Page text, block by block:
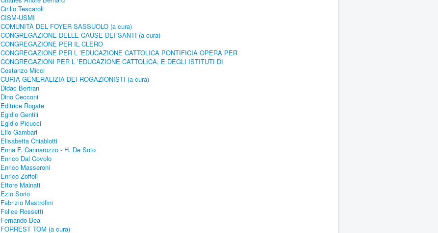
Cirillo Tescaroli
CISM-USMI
COMUNITÀ DEL FOYER SASSUOLO (a cura)
CONGREGAZIONE DELLE CAUSE DEI SANTI (a cura)
CONGREGAZIONE PER IL CLERO
CONGREGAZIONE PER L ’EDUCAZIONE CATTOLICA PONTIFICIA OPERA PER
CONGREGAZIONI PER L ’EDUCAZIONE CATTOLICA, E DEGLI ISTITUTI DI
Costanzo Micci
CURIA GENERALIZIA DEI ROGAZIONISTI (a cura)
Didac Bertran
Dino Cecconi
Editrice Rogate
Egidio Gentili
Egidio Picucci
Elio Gambari
Elisabetta Chiablotti
Enna F. Cannarozzo - H. De Soto
Enrico Dal Covolo
Enrico Masseroni
Enrico Zoffoli
Ettore Malnati
Ezio Sorio
Fabrizio Mastrofini
Felice Rossetti
Fernando Bea
FORREST TOM (a cura)